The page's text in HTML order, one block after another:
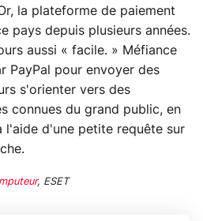
la plateforme de paiement
pays depuis plusieurs années.
aussi « facile. » Méfiance
PayPal pour envoyer des
s'orienter vers des
connues du grand public, en
l'aide d'une petite requête sur
, ESET